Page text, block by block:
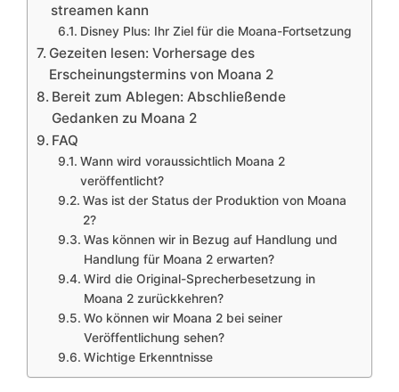
streamen kann
Disney Plus: Ihr Ziel für die Moana-Fortsetzung
Gezeiten lesen: Vorhersage des
Erscheinungstermins von Moana 2
Bereit zum Ablegen: Abschließende
Gedanken zu Moana 2
FAQ
Wann wird voraussichtlich Moana 2
veröffentlicht?
Was ist der Status der Produktion von Moana
2?
Was können wir in Bezug auf Handlung und
Handlung für Moana 2 erwarten?
Wird die Original-Sprecherbesetzung in
Moana 2 zurückkehren?
Wo können wir Moana 2 bei seiner
Veröffentlichung sehen?
Wichtige Erkenntnisse